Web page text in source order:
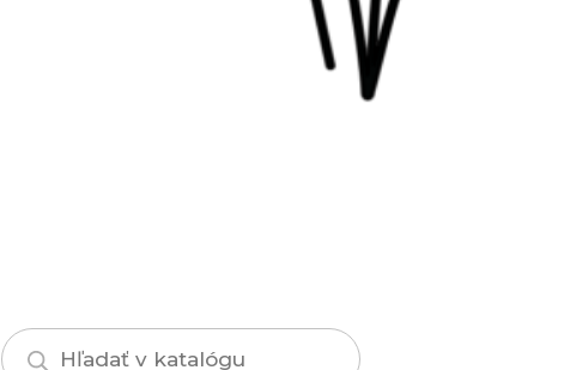
Products
search